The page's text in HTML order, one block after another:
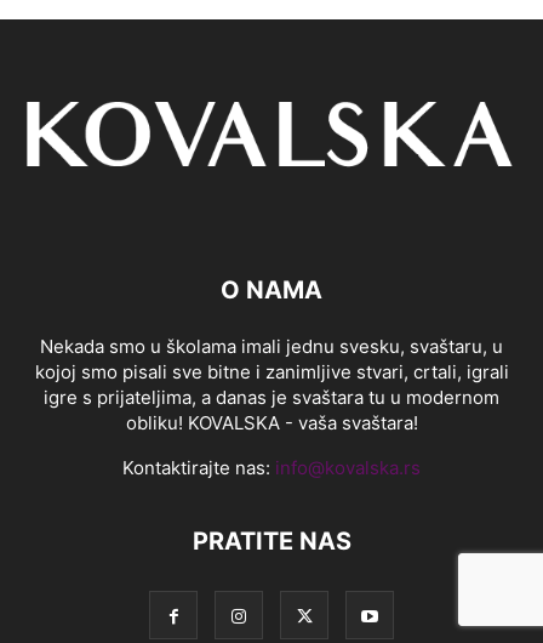
O NAMA
Nekada smo u školama imali jednu svesku, svaštaru, u
kojoj smo pisali sve bitne i zanimljive stvari, crtali, igrali
igre s prijateljima, a danas je svaštara tu u modernom
obliku! KOVALSKA - vaša svaštara!
Kontaktirajte nas: info@kovalska.rs
PRATITE NAS